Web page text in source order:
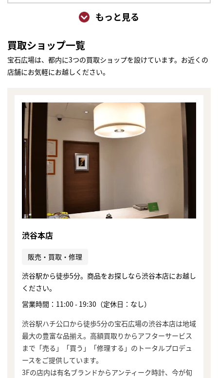
もっと見る
買取ショップ一覧
宝石広場は、都内に3つの買取ショップを設けています。お近くの
店舗にお気軽にお越しください。
渋谷本店
販売・買取・修理
渋谷駅から徒歩5分。商品をお探しなら渋谷本店にお越し
ください。
営業時間：11:00 - 19:30（定休日：なし）
渋谷駅ハチ公口から徒歩5分の宝石広場の渋谷本店は地域
最大の豊富な品揃え。高額買取りからアフターサービス
まで「売る」「買う」「修理する」のトータルプロデュ
ースをご提供しています。
3Fの店内は有名ブランドからアンティーク時計、今が旬